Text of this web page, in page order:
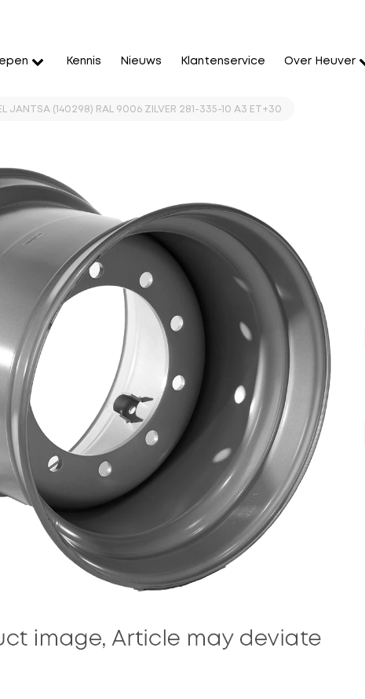
Kennis Nieuws Klantenservice Over Heuver
JANTSA (140298) RAL 9006 ZILVER 281-335-10 A3 ET+30